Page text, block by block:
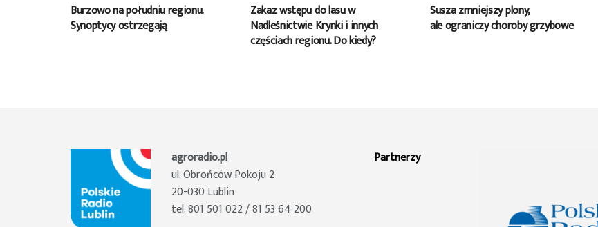
Burzowo na południu regionu.
Synoptycy ostrzegają
Zakaz wstępu do lasu w
Nadleśnictwie Krynki i innych
częściach regionu. Do kiedy?
Susza zmniejszy plony,
ale ograniczy choroby grzybowe
agroradio.pl
ul. Obrońców Pokoju 2
20-030 Lublin
tel. 801 501 022 / 81 53 64 200
Partnerzy